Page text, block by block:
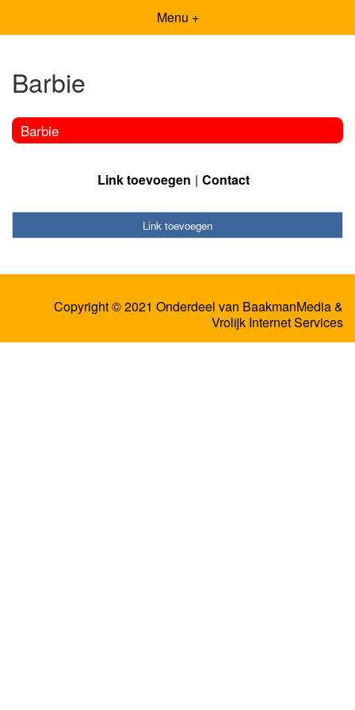
Menu +
Barbie
Barbie
Link toevoegen Contact
Link toevoegen
Copyright © 2021 Onderdeel van BaakmanMedia&
Vrolijk Internet Services